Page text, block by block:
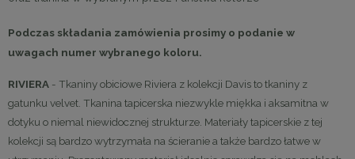
Podczas składania zamówienia prosimy o podanie w
uwagach numer wybranego koloru.
RIVIERA - Tkaniny obiciowe Riviera z kolekcji Davis to tkaniny z
gatunku velvet. Tkanina tapicerska niezwykle miękka i aksamitna w
dotyku o niemal niewidocznej strukturze. Materiały tapicerskie z tej
kolekcji są bardzo wytrzymała na ścieranie a także bardzo łatwe w